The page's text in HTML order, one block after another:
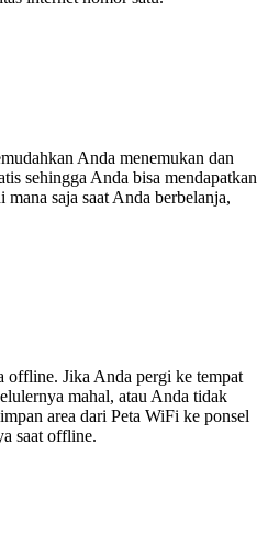
Anda menemukan dan
sehingga Anda bisa mendapatkan
saja saat Anda berbelanja,
offline. Jika Anda pergi ke tempat
mahal, atau Anda tidak
area dari Peta WiFi ke ponsel
saat offline.